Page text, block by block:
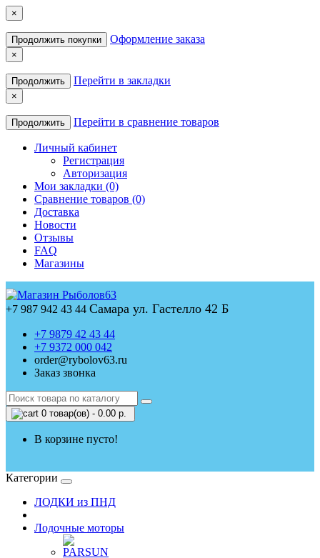
×
Продолжить покупки Оформление заказа
×
Продолжить Перейти в закладки
×
Продолжить Перейти в сравнение товаров
Личный кабинет
Регистрация
Авторизация
Мои закладки (0)
Сравнение товаров (0)
Доставка
Новости
Отзывы
FAQ
Магазины
+7 987 942 43 44 Самара ул. Гастелло 42 Б
+7 9879 42 43 44
+7 9372 000 042
order@rybolov63.ru
Заказ звонка
0 товар(ов) - 0.00 р.
В корзине пусто!
Категории
ЛОДКИ из ПНД
Лодочные моторы